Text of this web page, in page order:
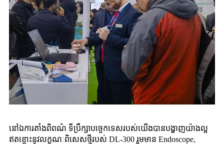
នៅឯការតាំងពិពណ៌ ទីប្រឹក្សាបច្ចេកទេសរបស់យើងបានបង្ហាញយ៉ាងល្អ
ឥតខ្ចោះនូវលក្ខណៈពិសេសថ្មីរបស់ DL-300 រួមមាន Endoscope,